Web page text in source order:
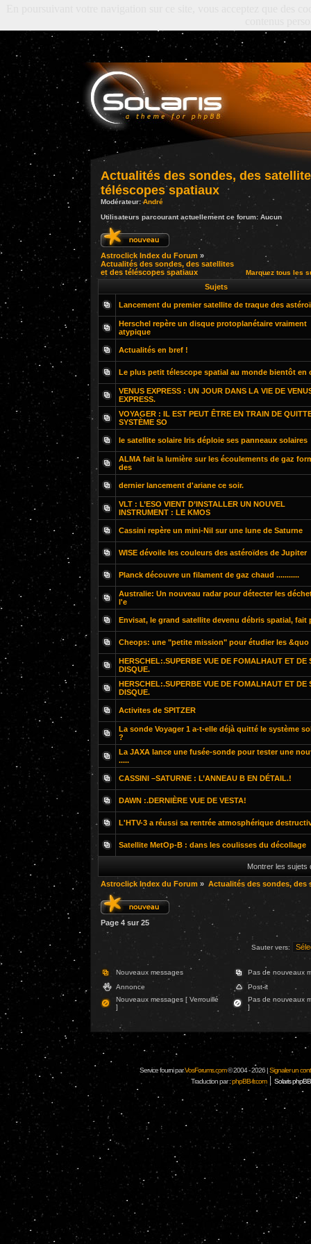
Actualités des sondes, des
téléscopes spatiaux
Modérateur:André
Utilisateurs parcourant actuellement ce forum: Aucun
Astroclick Index du Forum »
Actualités des sondes, des satellites
et des téléscopes spatiaux
Marquez tous les
Sujets
Lancement du premier satellite de traque des
Herschel repère un disque protoplanétaire vraiment
atypique
Actualités en bref !
Le plus petit télescope spatial au monde bientôt en
VENUS EXPRESS : UN JOUR DANS LA VIE DE
EXPRESS.
VOYAGER : IL EST PEUT ÊTRE EN TRAIN DE
SYSTÈME SO
le satellite solaire Iris déploie ses panneaux solaires
ALMA fait la lumière sur les écoulements de gaz
des
dernier lancement d'ariane ce soir.
VLT : L’ESO VIENT D’INSTALLER UN NOUVEL
INSTRUMENT : LE KMOS
Cassini repère un mini-Nil sur une lune de Saturne
WISE dévoile les couleurs des astéroïdes de Jupiter
Planck découvre un filament de gaz chaud ...........
Australie: Un nouveau radar pour détecter les
l'e
Envisat, le grand satellite devenu débris spatial, fait
Cheops: une "petite mission" pour étudier les &quo
HERSCHEL:.SUPERBE VUE DE FOMALHAUT ET DE
DISQUE.
HERSCHEL:.SUPERBE VUE DE FOMALHAUT ET DE
DISQUE.
Activites de SPITZER
La sonde Voyager 1 a-t-elle déjà quitté le système
?
La JAXA lance une fusée-sonde pour tester une
.....
CASSINI –SATURNE : L’ANNEAU B EN DÉTAIL.!
DAWN :.DERNIÈRE VUE DE VESTA!
L'HTV-3 a réussi sa rentrée atmosphérique
Satellite MetOp-B : dans les coulisses du décollage
Montrer les sujets
Astroclick Index du Forum » Actualités des sondes, des
Page 4 sur 25
Sauter vers:
Nouveaux messages
Pas de nouveaux
Annonce
Post-it
Nouveaux messages [ Verrouillé
]
Pas de nouveaux
]
Service fourni parVosForums.com© 2004 - 2026 |Signaler un
Traduction par :phpBB-fr.com| Solaris